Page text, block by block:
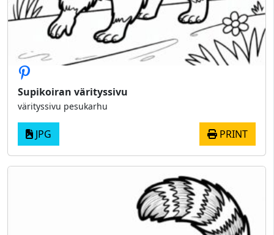
Supikoiran värityssivu
värityssivu pesukarhu
JPG PRINT